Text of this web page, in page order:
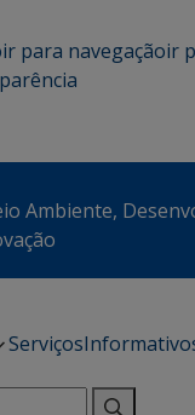
ir para navegaçãoir
Ambiente,
Serviços